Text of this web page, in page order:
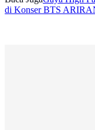
di Konser BTS